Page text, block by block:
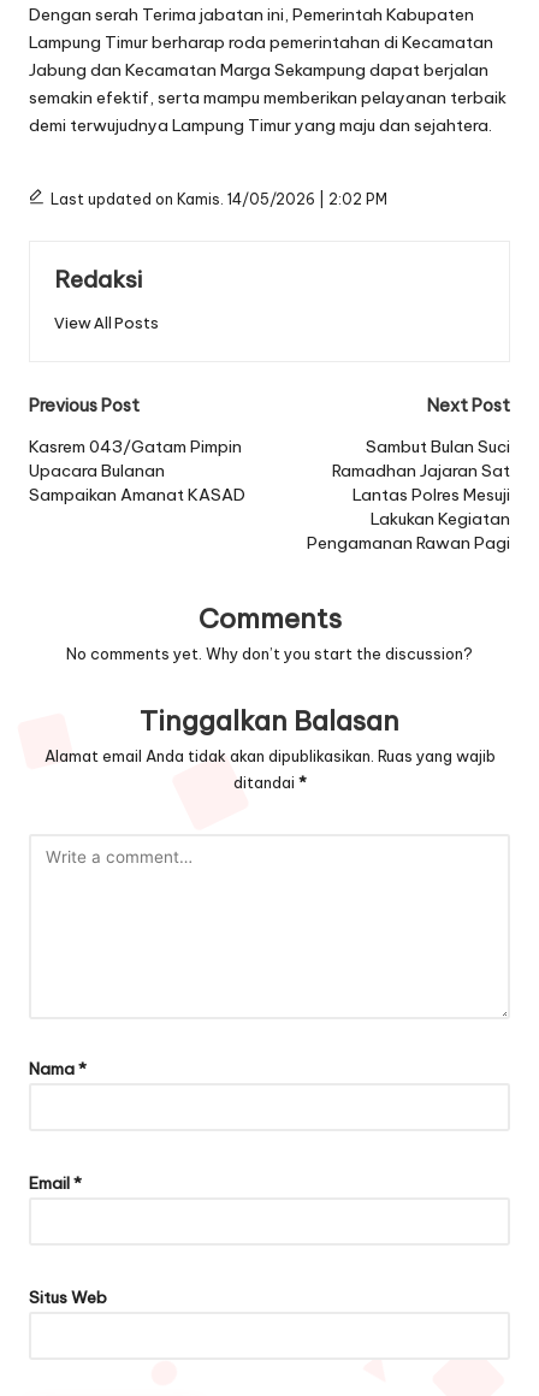
Dengan serah Terima jabatan ini, Pemerintah Kabupaten
Lampung Timur berharap roda pemerintahan di Kecamatan
Jabung dan Kecamatan Marga Sekampung dapat berjalan
semakin efektif, serta mampu memberikan pelayanan terbaik
demi terwujudnya Lampung Timur yang maju dan sejahtera.
Last updated on Kamis. 14/05/2026 | 2:02 PM
Redaksi
View All Posts
Post
navigation
Previous Post
Kasrem 043/Gatam Pimpin
Upacara Bulanan
Sampaikan Amanat KASAD
Next Post
Sambut Bulan Suci
Ramadhan Jajaran Sat
Lantas Polres Mesuji
Lakukan Kegiatan
Pengamanan Rawan Pagi
Comments
No comments yet. Why don’t you start the discussion?
Tinggalkan Balasan
Alamat email Anda tidak akan dipublikasikan. Ruas yang wajib
ditandai *
Nama*
Email*
Situs Web